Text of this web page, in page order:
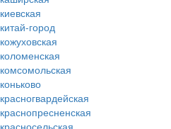
киевская
китай-город
кожуховская
коломенская
комсомольская
коньково
красногвардейская
краснопресненская
красносельская